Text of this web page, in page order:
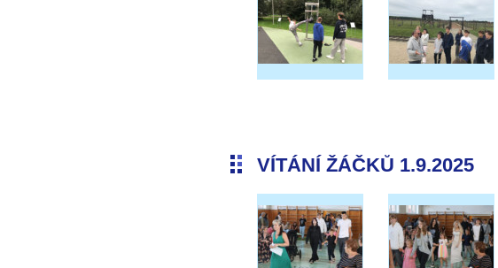
VÍTÁNÍ ŽÁČKŮ 1.9.2025